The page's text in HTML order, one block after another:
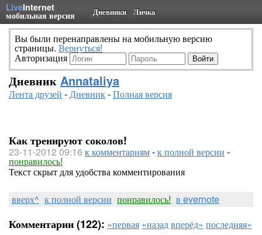
LiveInternet
мобильная версия Дневники Личка
Вы были перенаправлены на мобильную версию
страницы. Вернуться!
Авторизация
Дневник Annataliya
Лента друзей -Дневник-Полная версия
Как тренируют соколов!
23-11-2012 09:16 к комментариям-к полной версии -
понравилось!
Текст скрыт для удобства комментирования
вверх^ к полной версии понравилось! в evernote
Комментарии (122): «первая «назадвперёд» последняя»